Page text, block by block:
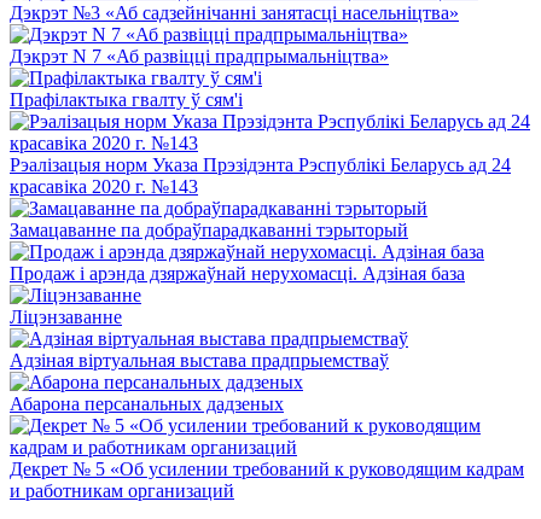
Дэкрэт №3 «Аб садзейнічанні занятасці насельніцтва»
Дэкрэт N 7 «Аб развіцці прадпрымальніцтва»
Прафілактыка гвалту ў сям'і
Рэалізацыя норм Указа Прэзідэнта Рэспублікі Беларусь ад 24
красавіка 2020 г. №143
Замацаванне па добраўпарадкаванні тэрыторый
Продаж і арэнда дзяржаўнай нерухомасці. Адзіная база
Ліцэнзаванне
Адзіная віртуальная выстава прадпрыемстваў
Абарона персанальных дадзеных
Декрет № 5 «Об усилении требований к руководящим кадрам
и работникам организаций